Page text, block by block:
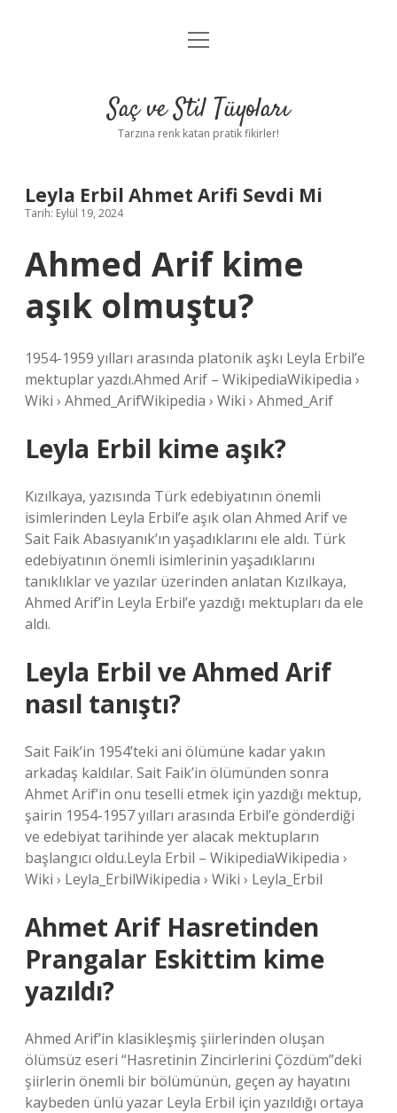
Anasayfa
Yasal Uyarı
menüyü
Saç ve Stil Tüyoları
Tarzına renk katan pratik fikirler!
Leyla Erbil Ahmet Arifi Sevdi Mi
Tarih: Eylül 19, 2024
Ahmed Arif kime
aşık olmuştu?
1954-1959 yılları arasında platonik aşkı Leyla Erbil’e
mektuplar yazdı.Ahmed Arif – WikipediaWikipedia ›
Wiki › Ahmed_ArifWikipedia › Wiki › Ahmed_Arif
Leyla Erbil kime aşık?
Kızılkaya, yazısında Türk edebiyatının önemli
isimlerinden Leyla Erbil’e aşık olan Ahmed Arif ve
Sait Faik Abasıyanık’ın yaşadıklarını ele aldı. Türk
edebiyatının önemli isimlerinin yaşadıklarını
tanıklıklar ve yazılar üzerinden anlatan Kızılkaya,
Ahmed Arif’in Leyla Erbil’e yazdığı mektupları da ele
aldı.
Leyla Erbil ve Ahmed Arif
nasıl tanıştı?
Sait Faik’in 1954’teki ani ölümüne kadar yakın
arkadaş kaldılar. Sait Faik’in ölümünden sonra
Ahmet Arif’in onu teselli etmek için yazdığı mektup,
şairin 1954-1957 yılları arasında Erbil’e gönderdiği
ve edebiyat tarihinde yer alacak mektupların
başlangıcı oldu.Leyla Erbil – WikipediaWikipedia ›
Wiki › Leyla_ErbilWikipedia › Wiki › Leyla_Erbil
Ahmet Arif Hasretinden
Prangalar Eskittim kime
yazıldı?
Ahmed Arif’in klasikleşmiş şiirlerinden oluşan
ölümsüz eseri “Hasretinin Zincirlerini Çözdüm”deki
şiirlerin önemli bir bölümünün, geçen ay hayatını
kaybeden ünlü yazar Leyla Erbil için yazıldığı ortaya